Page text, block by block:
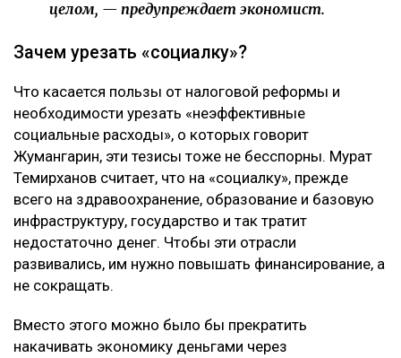
целом, — предупреждает экономист.
Зачем урезать «социалку»?
Что касается пользы от налоговой реформы и
необходимости урезать «неэффективные
социальные расходы», о которых говорит
Жумангарин, эти тезисы тоже не бесспорны. Мурат
Темирханов считает, что на «социалку», прежде
всего на здравоохранение, образование и базовую
инфраструктуру, государство и так тратит
недостаточно денег. Чтобы эти отрасли
развивались, им нужно повышать финансирование, а
не сокращать.
Вместо этого можно было бы прекратить
накачивать экономику деньгами через